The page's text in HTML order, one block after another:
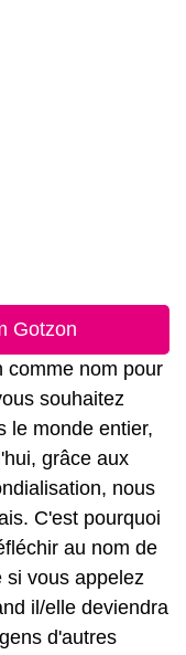
Gotzon
comme nom pour
souhaitez
le monde entier,
grâce aux
nous
C'est pourquoi
au nom de
si vous appelez
il/elle deviendra
d'autres